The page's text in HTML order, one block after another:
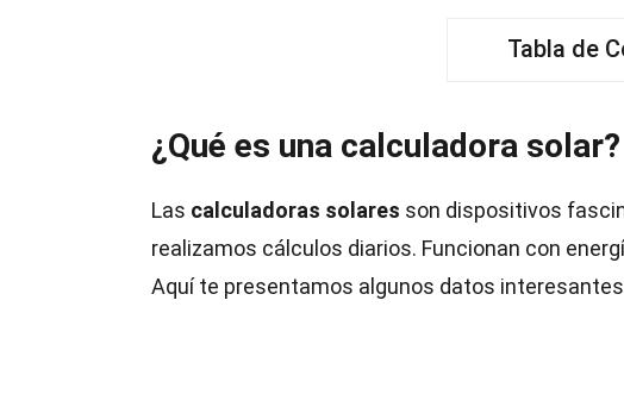
Tabla de
¿Qué es una calculadora solar?
Las calculadoras solares son dispositivos
realizamos cálculos diarios. Funcionan con
Aquí te presentamos algunos datos